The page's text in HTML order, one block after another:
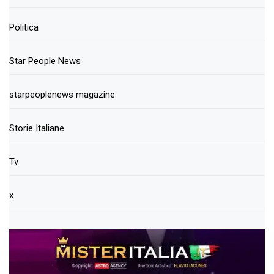
Politica
Star People News
starpeoplenews magazine
Storie Italiane
Tv
x